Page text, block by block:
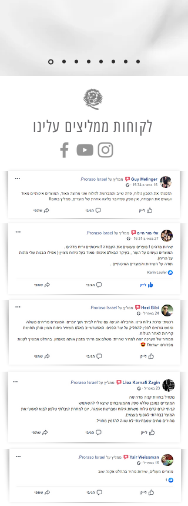
לקוחות ממליצים עלינו